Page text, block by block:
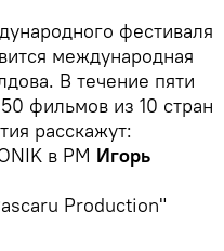
фестиваля
международная
В течение пяти
фильмов из 10 стран
расскажут:
в РМ Игорь
Production"